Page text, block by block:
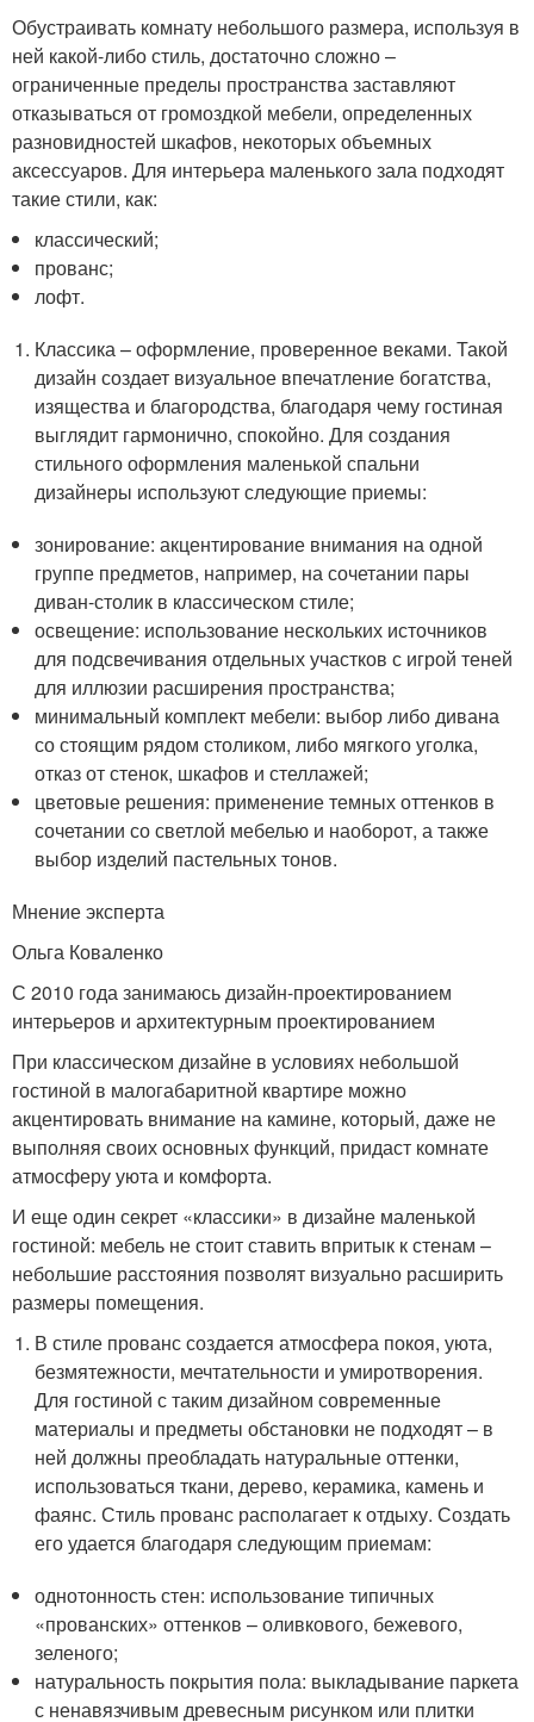
Обустраивать комнату небольшого размера, используя в
ней какой-либо стиль, достаточно сложно –
ограниченные пределы пространства заставляют
отказываться от громоздкой мебели, определенных
разновидностей шкафов, некоторых объемных
аксессуаров. Для интерьера маленького зала подходят
такие стили, как:
классический;
прованс;
лофт.
Классика – оформление, проверенное веками. Такой
дизайн создает визуальное впечатление богатства,
изящества и благородства, благодаря чему гостиная
выглядит гармонично, спокойно. Для создания
стильного оформления маленькой спальни
дизайнеры используют следующие приемы:
зонирование: акцентирование внимания на одной
группе предметов, например, на сочетании пары
диван-столик в классическом стиле;
освещение: использование нескольких источников
для подсвечивания отдельных участков с игрой теней
для иллюзии расширения пространства;
минимальный комплект мебели: выбор либо дивана
со стоящим рядом столиком, либо мягкого уголка,
отказ от стенок, шкафов и стеллажей;
цветовые решения: применение темных оттенков в
сочетании со светлой мебелью и наоборот, а также
выбор изделий пастельных тонов.
Мнение эксперта
Ольга Коваленко
С 2010 года занимаюсь дизайн-проектированием
интерьеров и архитектурным проектированием
При классическом дизайне в условиях небольшой
гостиной в малогабаритной квартире можно
акцентировать внимание на камине, который, даже не
выполняя своих основных функций, придаст комнате
атмосферу уюта и комфорта.
И еще один секрет «классики» в дизайне маленькой
гостиной: мебель не стоит ставить впритык к стенам –
небольшие расстояния позволят визуально расширить
размеры помещения.
В стиле прованс создается атмосфера покоя, уюта,
безмятежности, мечтательности и умиротворения.
Для гостиной с таким дизайном современные
материалы и предметы обстановки не подходят – в
ней должны преобладать натуральные оттенки,
использоваться ткани, дерево, керамика, камень и
фаянс. Стиль прованс располагает к отдыху. Создать
его удается благодаря следующим приемам:
однотонность стен: использование типичных
«прованских» оттенков – оливкового, бежевого,
зеленого;
натуральность покрытия пола: выкладывание паркета
с ненавязчивым древесным рисунком или плитки